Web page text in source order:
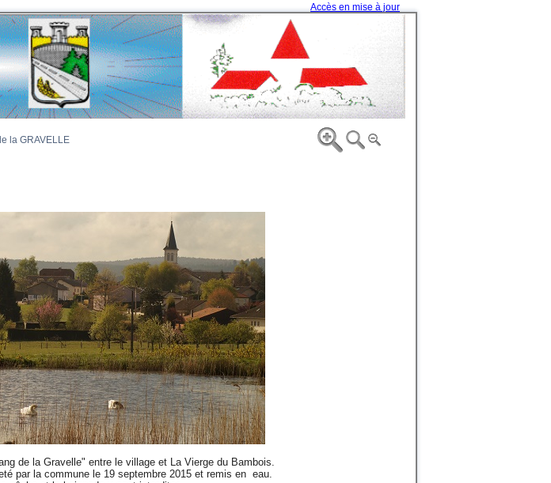
la GRAVELLE
de la Gravelle" entre le village et La Vierge du Bambois.
par la commune le 19 septembre 2015 et remis en eau.
Accès en mise à jour